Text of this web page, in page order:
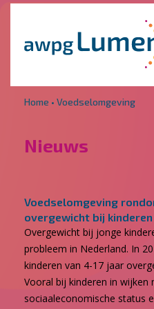
Home • Voedselomgeving
Nieuws
Voedselomgeving
overgewicht bij kinderen
Overgewicht bij jonge
probleem in Nederland. In
kinderen van 4-17 jaar
Vooral bij kinderen in wijken
sociaaleconomische status